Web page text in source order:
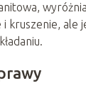
kruszenie, ale